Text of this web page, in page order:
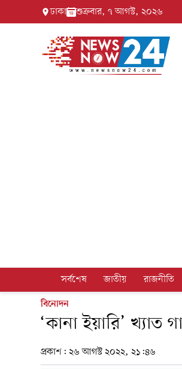
ঢাকা শুক্রবার, ৭ আগস্ট, ২০২৬
সর্বশেষ জাতীয় রাজনীতি
বিনোদন
‘কানা ইয়ারি’ খ্যাত
প্রকাশ: ২৬ আগস্ট ২০২২, ২১:৪৬